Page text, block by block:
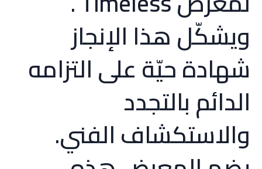
ويشكّل هذا الإنجاز
شهادة حيّة على التزامه
الدائم بالتجدد
والاستكشاف الفني.